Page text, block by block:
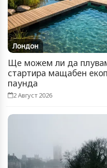
Лондон
Ще можем ли да
стартира мащабен
паунда
2 Август 2026